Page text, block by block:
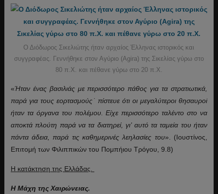
Ο Διόδωρος Σικελιώτης ήταν αρχαίος Έλληνας ιστορικός και
συγγραφέας. Γεννήθηκε στον Αγύριο (Agira) της Σικελίας γύρω στο
80 π.Χ. και πέθανε γύρω στο 20 π.Χ.
«Ήταν ένας βασιλιάς με περισσότερο πάθος για τα στρατιωτικά,
παρά για τους εορτασμούς˙ πίστευε ότι οι μεγαλύτεροι θησαυροί
ήταν τα όργανα του πολέμου. Είχε περισσότερο ταλέντο στο να
αποκτά πλούτη παρά να τα διατηρεί, γι’ αυτό τα ταμεία του ήταν
πάντα άδεια, παρά τις καθημερινές λεηλασίες του». (Ιουστίνος,
Επιτομή των Φιλιππικών του Πομπήιου Τρόγου, 9.8)
Η κατάκτηση της Ελλάδας.
Η Μάχη της Χαιρώνειας.